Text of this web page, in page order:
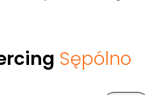
Sępólno